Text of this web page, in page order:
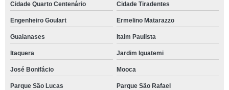
Cidade Quarto Centenário Cidade Tiradentes
Engenheiro Goulart Ermelino Matarazzo
Guaianases Itaim Paulista
Itaquera Jardim Iguatemi
José Bonifácio Mooca
Parque São Lucas Parque São Rafael